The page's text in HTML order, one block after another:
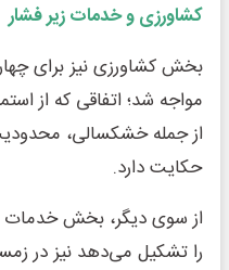
کشاورزی و خدمات زیر فشار
بخش کشاورزی نیز برای
مواجه شد؛ اتفاقی که از
از جمله خشکسالی،
حکایت دارد.
از سوی دیگر، بخش خدمات
را تشکیل می‌دهد نیز در